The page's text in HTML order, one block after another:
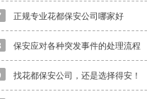
正规专业花都保安公司哪家好
保安应对各种突发事件的处理流程
找花都保安公司，还是选择得安！